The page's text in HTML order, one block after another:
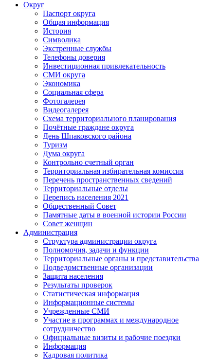
Округ
Паспорт округа
Общая информация
История
Символика
Экстренные службы
Телефоны доверия
Инвестиционная привлекательность
СМИ округа
Экономика
Социальная сфера
Фотогалерея
Видеогалерея
Схема территориального планирования
Почётные граждане округа
День Шпаковского района
Туризм
Дума округа
Контрольно счетный орган
Территориальная избирательная комиссия
Перечень пространственных сведений
Территориальные отделы
Перепись населения 2021
Общественный Совет
Памятные даты в военной истории России
Совет женщин
Администрация
Структура администрации округа
Полномочия, задачи и функции
Территориальные органы и представительства
Подведомственные организации
Защита населения
Результаты проверок
Статистическая информация
Информационные системы
Учрежденные СМИ
Участие в программах и международное
сотрудничество
Официальные визиты и рабочие поездки
Информация
Кадровая политика